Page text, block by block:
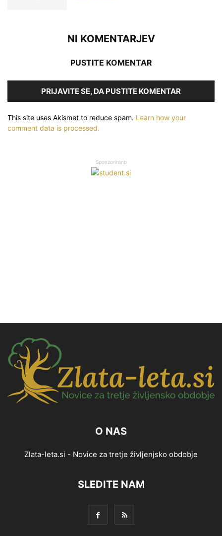
NI KOMENTARJEV
PUSTITE KOMENTAR
PRIJAVITE SE, DA PUSTITE KOMENTAR
This site uses Akismet to reduce spam. Learn how your
comment data is processed.
Sponzorirano
O NAS
Zlata-leta.si - Novice za tretje življenjsko obdobje
SLEDITE NAM